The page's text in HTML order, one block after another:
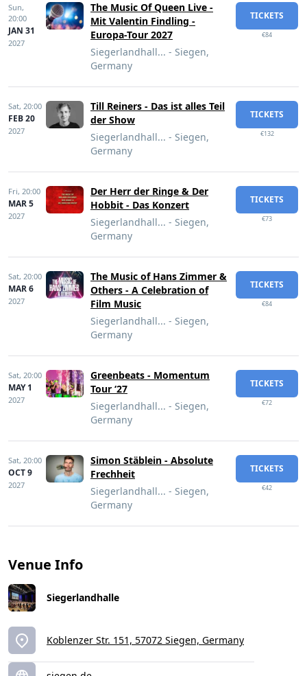
Sun,
20:00
JAN 31
2027
The Music Of Queen Live -
Mit Valentin Findling -
Europa-Tour 2027
Siegerlandhall... - Siegen,
Germany
TICKETS
€84
Sat, 20:00
FEB 20
2027
Till Reiners - Das ist alles Teil
der Show
Siegerlandhall... - Siegen,
Germany
TICKETS
€132
Fri, 20:00
MAR 5
2027
Der Herr der Ringe & Der
Hobbit - Das Konzert
Siegerlandhall... - Siegen,
Germany
TICKETS
€73
Sat, 20:00
MAR 6
2027
The Music of Hans Zimmer &
Others - A Celebration of
Film Music
Siegerlandhall... - Siegen,
Germany
TICKETS
€84
Sat, 20:00
MAY 1
2027
Greenbeats - Momentum
Tour ‘27
Siegerlandhall... - Siegen,
Germany
TICKETS
€72
Sat, 20:00
OCT 9
2027
Simon Stäblein - Absolute
Frechheit
Siegerlandhall... - Siegen,
Germany
TICKETS
€42
Venue Info
Siegerlandhalle
Koblenzer Str. 151, 57072 Siegen, Germany